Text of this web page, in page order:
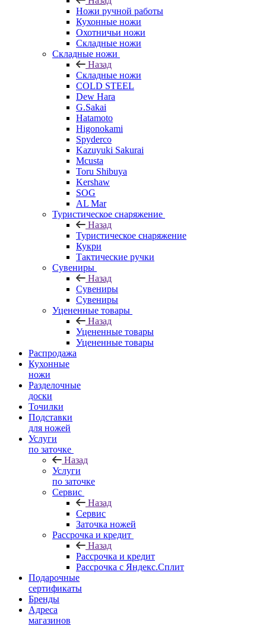
Ножи ручной работы
Кухонные ножи
Охотничьи ножи
Складные ножи
Складные ножи
Назад
Складные ножи
COLD STEEL
Dew Hara
G.Sakai
Hatamoto
Higonokami
Spyderco
Kazuyuki Sakurai
Mcusta
Toru Shibuya
Kershaw
SOG
AL Mar
Туристическое снаряжение
Назад
Туристическое снаряжение
Кукри
Тактические ручки
Сувениры
Назад
Сувениры
Сувениры
Уцененные товары
Назад
Уцененные товары
Уцененные товары
Распродажа
Кухонные
ножи
Разделочные
доски
Точилки
Подставки
для ножей
Услуги
по заточке
Назад
Услуги
по заточке
Сервис
Назад
Сервис
Заточка ножей
Рассрочка и кредит
Назад
Рассрочка и кредит
Рассрочка с Яндекс.Сплит
Подарочные
сертификаты
Бренды
Адреса
магазинов